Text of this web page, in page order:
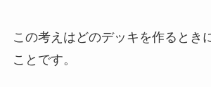
この考えはどのデッキを作るとき
ことです。